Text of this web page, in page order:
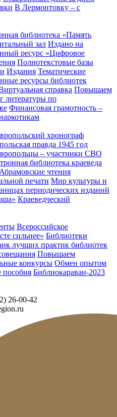
В Лермонтовку – с
библиотека «Память
зал Издано на
ресурс «Цифровое
Полнотекстовые базы
Издания Тематические
ресурсы библиотек
справка Повышаем
литературы по
Финансовая грамотность –
хронограф
правда 1945 год
– участники СВО
библиотека краеведа
Абрамовские чтения
печати Мир культуры и
периодических изданий
Краеведческий
Всероссийское
сильнее» Библиотеки
лучших практик библиотек
Повышаем
конкурсы Обмен опытом
пособия Библиокараван-2023
26-00-42